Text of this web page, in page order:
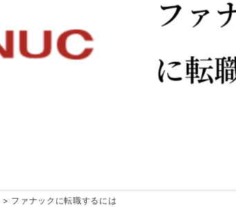
ファナックに転職するには